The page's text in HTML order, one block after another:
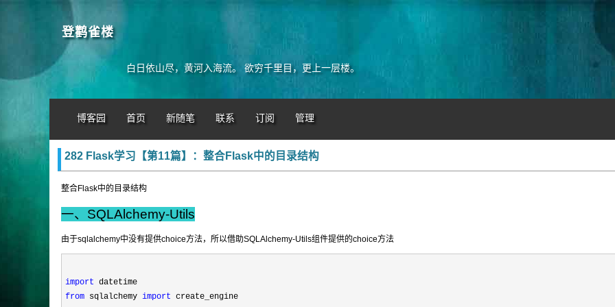
登鹳雀楼
白日依山尽，黄河入海流。 欲穷千里目，更上一层楼。
博客园 首页 新随笔 联系 订阅 管理
282 Flask学习【第11篇】：整合Flask中的目录结构
整合Flask中的目录结构
一、SQLAlchemy-Utils
由于sqlalchemy中没有提供choice方法，所以借助SQLAlchemy-Utils组件提供的choice方法
import
from sqlalchemy import